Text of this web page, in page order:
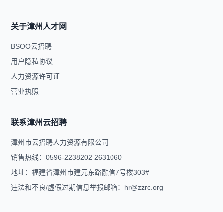
关于漳州人才网
BSOO云招聘
用户隐私协议
人力资源许可证
营业执照
联系漳州云招聘
漳州市云招聘人力资源有限公司
销售热线：0596-2238202 2631060
地址：福建省漳州市建元东路融信7号楼303#
违法和不良/虚假过期信息举报邮箱：hr@zzrc.org